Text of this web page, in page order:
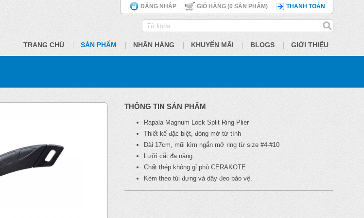
ĐĂNG NHẬP GIỎ HÀNG (0 SẢN PHẨM) THANH TOÁN
TRANG CHỦ SẢN PHẨM NHÃN HÀNG KHUYẾN MÃI BLOGS GIỚI THIỆU
THÔNG TIN SẢN PHẨM
Rapala Magnum Lock Split Ring Plier
Thiết kế đặc biệt, đóng mở từ tính
Dài 17cm, mũi kìm ngắn mở ring từ size #4-#10
Lưỡi cắt đa năng.
Chất thép không gỉ phủ CERAKOTE
Kèm theo túi đựng và dây đeo bảo vệ.